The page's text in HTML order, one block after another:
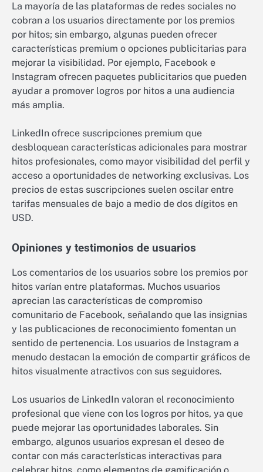
La mayoría de las plataformas de redes sociales no
cobran a los usuarios directamente por los premios
por hitos; sin embargo, algunas pueden ofrecer
características premium o opciones publicitarias para
mejorar la visibilidad. Por ejemplo, Facebook e
Instagram ofrecen paquetes publicitarios que pueden
ayudar a promover logros por hitos a una audiencia
más amplia.
LinkedIn ofrece suscripciones premium que
desbloquean características adicionales para mostrar
hitos profesionales, como mayor visibilidad del perfil y
acceso a oportunidades de networking exclusivas. Los
precios de estas suscripciones suelen oscilar entre
tarifas mensuales de bajo a medio de dos dígitos en
USD.
Opiniones y testimonios de usuarios
Los comentarios de los usuarios sobre los premios por
hitos varían entre plataformas. Muchos usuarios
aprecian las características de compromiso
comunitario de Facebook, señalando que las insignias
y las publicaciones de reconocimiento fomentan un
sentido de pertenencia. Los usuarios de Instagram a
menudo destacan la emoción de compartir gráficos de
hitos visualmente atractivos con sus seguidores.
Los usuarios de LinkedIn valoran el reconocimiento
profesional que viene con los logros por hitos, ya que
puede mejorar las oportunidades laborales. Sin
embargo, algunos usuarios expresan el deseo de
contar con más características interactivas para